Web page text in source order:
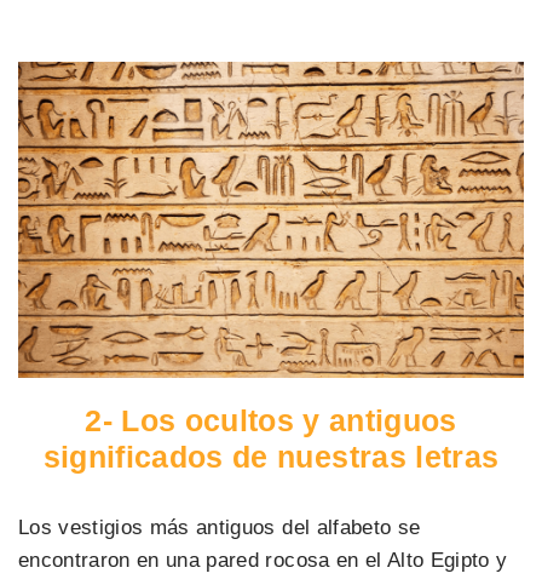
2- Los ocultos y antiguos
significados de nuestras letras
Los vestigios más antiguos del alfabeto se
encontraron en una pared rocosa en el Alto Egipto y